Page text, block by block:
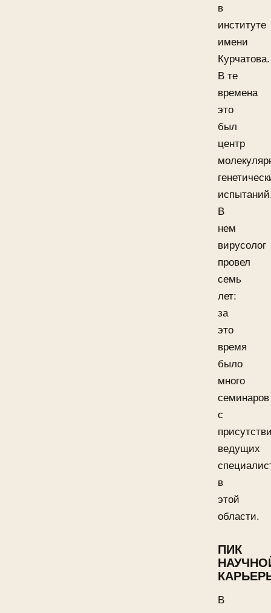
в
институте
имени
Курчатова.
В те
времена
это
был
центр
В
нем
вирусолог
провел
семь
лет:
за
это
время
было
много
семинаров
с
ведущих
в
этой
области.
ПИК
В